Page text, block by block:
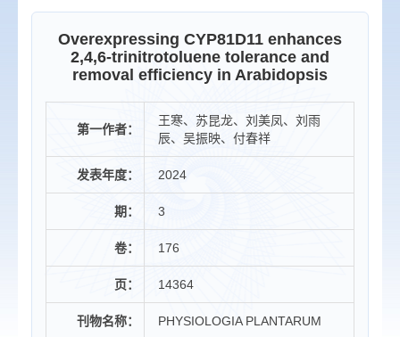
Overexpressing CYP81D11 enhances
2,4,6-trinitrotoluene tolerance and
removal efficiency in Arabidopsis
第一作者：
王寒、苏昆龙、刘美凤、刘雨
辰、吴振映、付春祥
发表年度： 2024
期： 3
卷： 176
页： 14364
刊物名称： PHYSIOLOGIA PLANTARUM